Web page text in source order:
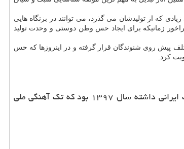
که از تولیدشان می گذرد، می توانند در بزنگاه هایی
زمانیکه برای ایجاد حس وطن دوستی و وحدت تولید
پیش روی شنوندگان قرار گرفته و در اینروزها که حس
کرد.
حسام الدین سراج از خوانندگان مطرح موسیقی ایرانی که طی سالهای اخیر فعالیتهای پرشمار و موثری در زمینه موسیقی بخصوص موسیقی کلاسیک ایرانی داشته سال ۱۳۹۷ بود که تک آهنگی ملی